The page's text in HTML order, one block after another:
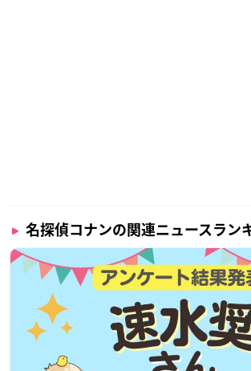
名探偵コナンの関連ニュースラン